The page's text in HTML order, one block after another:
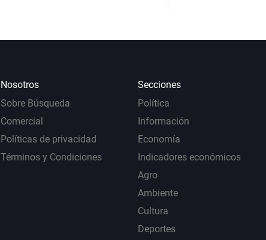
Nosotros
Sobre Búsqueda
Comercial
Políticas de privacidad
Términos y Condiciones
Secciones
Política
Información
Economía
Indicadores económicos
Agro
Ambiente
Cultura
Deportes